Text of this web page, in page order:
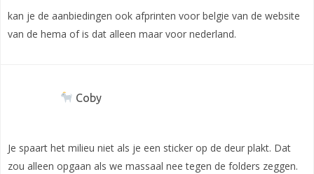
kan je de aanbiedingen ook afprinten voor belgie van de website
van de hema of is dat alleen maar voor nederland.
Coby
Je spaart het milieu niet als je een sticker op de deur plakt. Dat
zou alleen opgaan als we massaal nee tegen de folders zeggen.